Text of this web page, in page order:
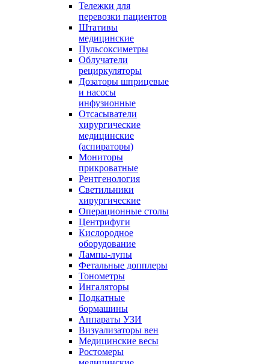
Тележки для
перевозки пациентов
Штативы
медицинские
Пульсоксиметры
Облучатели
рециркуляторы
Дозаторы шприцевые
и насосы
инфузионные
Отсасыватели
хирургические
медицинские
(аспираторы)
Мониторы
прикроватные
Рентгенология
Светильники
хирургические
Операционные столы
Центрифуги
Кислородное
оборудование
Лампы-лупы
Фетальные допплеры
Тонометры
Ингаляторы
Подкатные
бормашины
Аппараты УЗИ
Визуализаторы вен
Медицинские весы
Ростомеры